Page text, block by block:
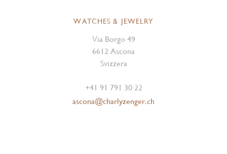
WATCHES & JEWELRY
Via Borgo 49
6612 Ascona
Svizzera
+41 91 791 30 22
ascona@charlyzenger.ch